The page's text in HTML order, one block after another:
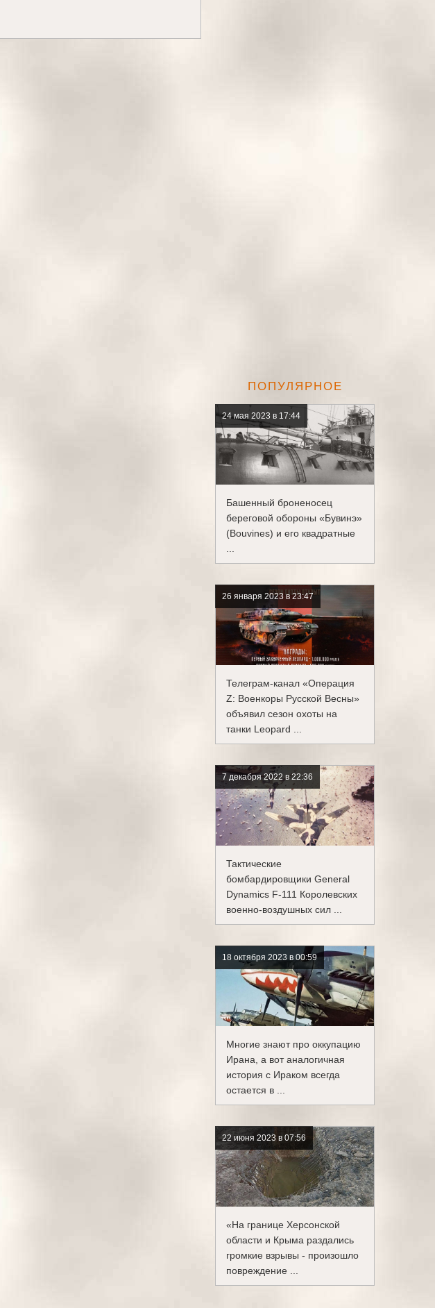
ПОПУЛЯРНОЕ
24 мая 2023 в 17:44
Башенный броненосец
береговой обороны «Бувинэ»
(Bouvines) и его квадратные
26 января 2023 в 23:47
Телеграм-канал «Операция
Z: Военкоры Русской Весны»
объявил сезон охоты на
танки Leopard ...
7 декабря 2022 в 22:36
Тактические
бомбардировщики General
Dynamics F-111 Королевских
военно-воздушных сил ...
18 октября 2023 в 00:59
Многие знают про оккупацию
Ирана, а вот аналогичная
история с Ираком всегда
остается в ...
22 июня 2023 в 07:56
«На границе Херсонской
области и Крыма раздались
громкие взрывы - произошло
повреждение ...